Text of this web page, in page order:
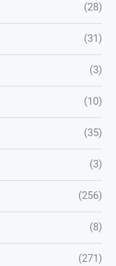
(28)
(31)
(3)
(10)
(35)
(3)
(256)
(8)
(271)